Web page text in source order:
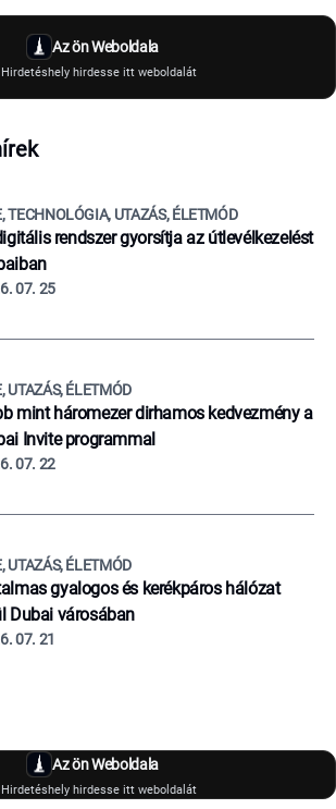
Az ön Weboldala
hirdesse itt weboldalát
TECHNOLÓGIA, UTAZÁS, ÉLETMÓD
rendszer gyorsítja az útlevélkezelést
07. 25
UTAZÁS, ÉLETMÓD
mint háromezer dirhamos kedvezmény a
Invite programmal
07. 22
UTAZÁS, ÉLETMÓD
gyalogos és kerékpáros hálózat
Dubai városában
07. 21
Az ön Weboldala
hirdesse itt weboldalát